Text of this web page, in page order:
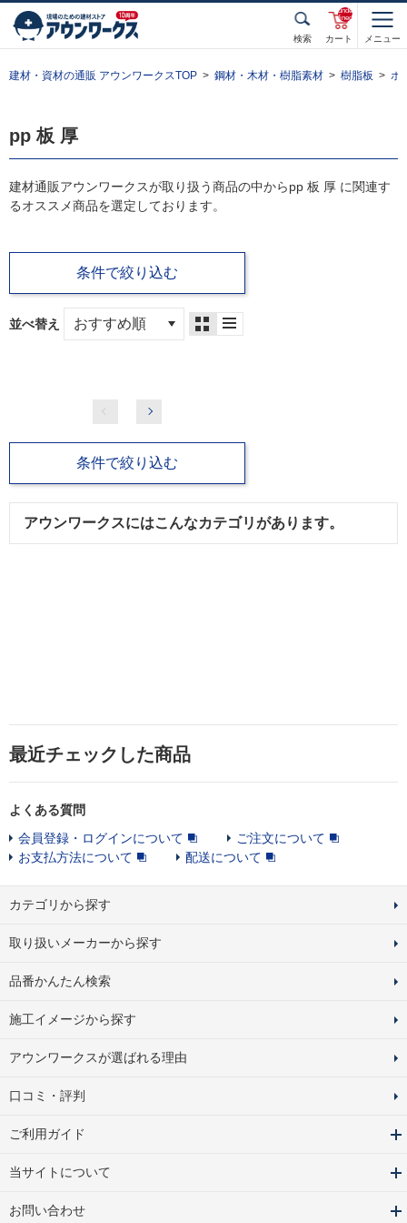
検索 カート
unde
fined
メニュー
建材・資材の通販 アウンワークスTOP 鋼材・木材・樹脂素材 樹脂板 ポ
pp 板 厚
建材通販アウンワークスが取り扱う商品の中からpp 板 厚 に関連す
るオススメ商品を選定しております。
条件で絞り込む
並べ替え
条件で絞り込む
アウンワークスにはこんなカテゴリがあります。
最近チェックした商品
よくある質問
会員登録・ログインについて
ご注文について
お支払方法について
配送について
カテゴリから探す
取り扱いメーカーから探す
品番かんたん検索
施工イメージから探す
アウンワークスが選ばれる理由
口コミ・評判
ご利用ガイド
当サイトについて
お問い合わせ